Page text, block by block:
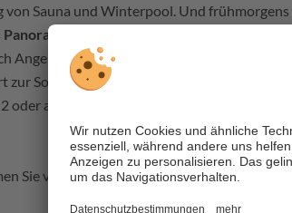
Sauna und Winterpool. Und frühmorgens
Panoramafrühstück im Bergrestaurant
Angebot auch noch eine
zur Sonnklarhütte dazu buchen. Die Iglus gibt
als Family-Iglus für 3-4 Personen.
Sie vor Ort, folgende Dinge müssen Sie